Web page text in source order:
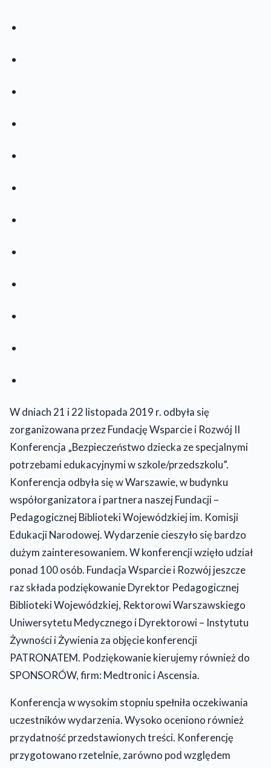
W dniach 21 i 22 listopada 2019 r. odbyła się
zorganizowana przez Fundację Wsparcie i Rozwój II
Konferencja „Bezpieczeństwo dziecka ze specjalnymi
potrzebami edukacyjnymi w szkole/przedszkolu”.
Konferencja odbyła się w Warszawie, w budynku
współorganizatora i partnera naszej Fundacji –
Pedagogicznej Biblioteki Wojewódzkiej im. Komisji
Edukacji Narodowej. Wydarzenie cieszyło się bardzo
dużym zainteresowaniem. W konferencji wzięło udział
ponad 100 osób. Fundacja Wsparcie i Rozwój jeszcze
raz składa podziękowanie Dyrektor Pedagogicznej
Biblioteki Wojewódzkiej, Rektorowi Warszawskiego
Uniwersytetu Medycznego i Dyrektorowi – Instytutu
Żywności i Żywienia za objęcie konferencji
PATRONATEM. Podziękowanie kierujemy również do
SPONSORÓW, firm: Medtronic i Ascensia.
Konferencja w wysokim stopniu spełniła oczekiwania
uczestników wydarzenia. Wysoko oceniono również
przydatność przedstawionych treści. Konferencję
przygotowano rzetelnie, zarówno pod względem